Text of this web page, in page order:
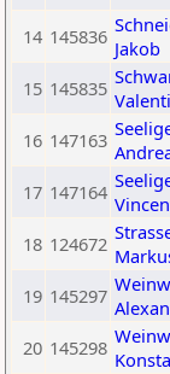
14 145836 Jakob
15 145835
16 147163
17 147164
18 124672
19 145297
20 145298